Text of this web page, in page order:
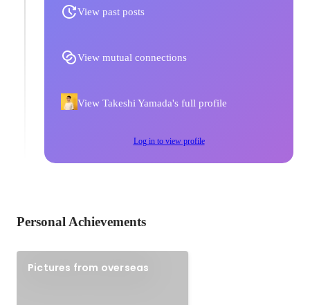
View past posts
View mutual connections
View Takeshi Yamada's full profile
Log in to view profile
Personal Achievements
Pictures from overseas